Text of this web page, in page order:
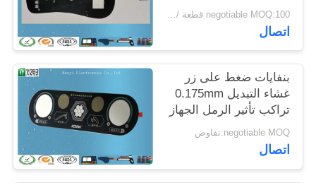
negotiable MOQ:100 قطعة / الوحدة
اتصال
بنفايات ضغط على زر
غشاء التبديل 0.175mm
تراكب تأثير الرمل الجهاز
الطبي
negotiable MOQ:تفاوض
اتصال